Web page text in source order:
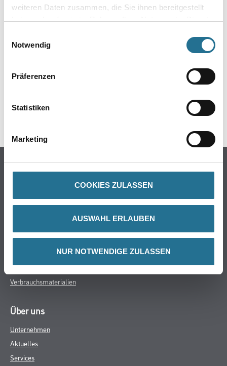
weiteren Daten zusammen, die Sie ihnen bereitgestellt
haben oder die sie im Rahmen Ihrer Nutzung der Dienste
Notwendig
Präferenzen
Statistiken
Marketing
COOKIES ZULASSEN
AUSWAHL ERLAUBEN
NUR NOTWENDIGE ZULASSEN
ZUSATZINFOS
Online-Shop
WDV-Systeme
Putze- und Spachtelmassen
Bodenbeläge
Wand- & Deckenbeläge
Werkzeug & Maschinen
Verbrauchsmaterialien
Über uns
Unternehmen
Aktuelles
Services